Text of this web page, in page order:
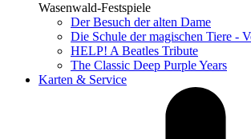
Wasenwald-Festspiele
Der Besuch der alten Dame
Die Schule der magischen Tiere -
HELP! A Beatles Tribute
The Classic Deep Purple Years
Karten & Service